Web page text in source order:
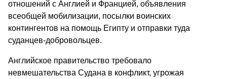
отношений с Англией и Францией, объявления
всеобщей мобилизации, посылки воинских
контингентов на помощь Египту и отправки туда
суданцев-добровольцев.
Английское правительство требовало
невмешательства Судана в конфликт, угрожая